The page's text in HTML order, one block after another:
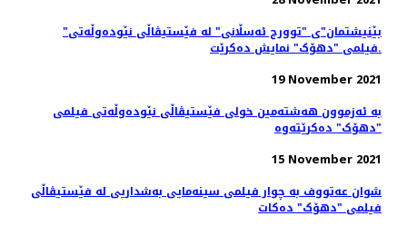
"بێنیشتمان"ی "توورج ئەسڵانی" لە فێستیڤاڵی نێودەوڵەتی
فیلمی "دهۆک" نمایش ده‌کرێت.
19 November 2021
بە ئەزموون هەشتەمین خولی فێستیڤاڵی نێودەوڵەتی فیلمی
"دهۆک" دەکرێتەوە
15 November 2021
شوان عەتووف به چوار فیلمی سینەمایی بەشداریی لە فێستیڤاڵی
فیلمی "دهۆک" دەكات